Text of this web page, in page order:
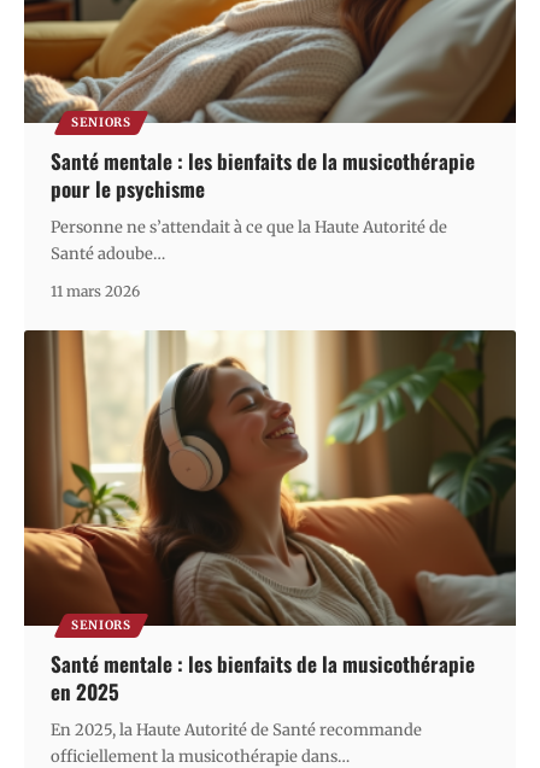
SENIORS
Santé mentale : les bienfaits de la musicothérapie
pour le psychisme
Personne ne s’attendait à ce que la Haute Autorité de
Santé adoube…
11 mars 2026
SENIORS
Santé mentale : les bienfaits de la musicothérapie
en 2025
En 2025, la Haute Autorité de Santé recommande
officiellement la musicothérapie dans…